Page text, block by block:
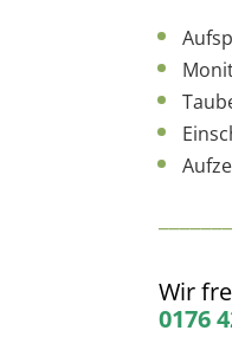
Wir
0176